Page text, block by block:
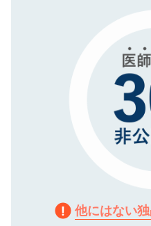
で、機密保持に
他にはない